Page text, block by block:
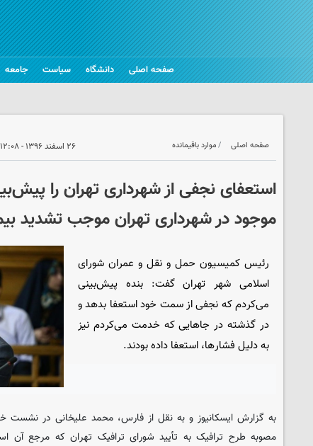
صفحه اصلی دانشگاه سیاست جامعه
صفحه اصلی موارد باقیمانده ۲۶ اسفند ۱۳۹۶ - ۱۲:۰۸
استعفای نجفی از شهرداری تهران را
موجود در شهرداری تهران موجب تشدید
رئیس کمیسیون حمل و نقل و عمران شورای
اسلامی شهر تهران گفت: بنده پیش‌بینی
می‌کردم که نجفی از سمت خود استعفا بدهد و
در گذشته در جاهایی که خدمت می‌کردم نیز
به دلیل فشارها، استعفا داده بودند.
به گزارش ایسکانیوز و به نقل از فارس، محمد علیخانی در نشست
مصوبه طرح ترافیک به تأیید شورای ترافیک تهران که مرجع آن